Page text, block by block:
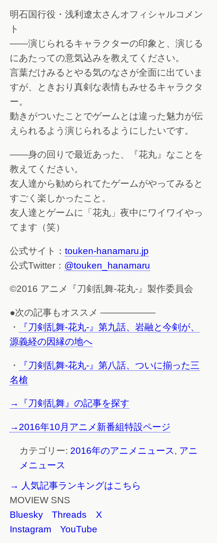
明石国行役・浅利遼太さんオフィシャルコメン
ト
――演じられるキャラクターの印象と、演じる
にあたっての意気込みを教えてください。
言葉だけみるとやる気のなさが全面に出ていま
すが、ときおり真剣な表情もみせるキャラクタ
ー。
動きがついたことでゲームとは違った魅力が伝
えられるよう演じられるようにしたいです。
――身の回りで最近あった、『花丸』なことを
教えてください。
友人達から勧められてたゲームがやってみると
すごく楽しかったこと。
友人達とゲームに「花丸」夜中にワイワイやっ
てます（笑）
公式サイト： touken-hanamaru.jp
公式Twitter： @touken_hanamaru
©2016 アニメ『刀剣乱舞-花丸-』製作委員会
●次の記事もオススメ ——————
・
『刀剣乱舞-花丸-』第九話、岩融と今剣が、
源義経の因縁の地へ
・
『刀剣乱舞-花丸-』第八話、ついに揃った三
名槍
→『刀剣乱舞』の記事を探す
→2016年10月アニメ新番組特設ページ
カテゴリー: 2016年のアニメニュース, アニ
メニュース
→ 人気記事ランキングはこちら
MOVIEW SNS
Bluesky
Threads
X
Instagram
YouTube